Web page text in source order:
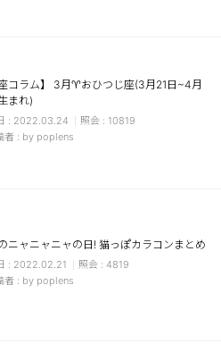
座コラム】 3月♈おひつじ座(3月21日~4月
まれ)
2022.03.24
10819
by poplens
ニャニャニャの日! 猫っぽカラコンまとめ
2022.02.21
4819
by poplens